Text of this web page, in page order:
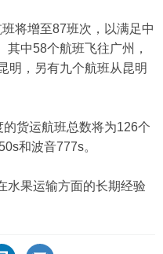
将增至87班次，以满足中
其中58个航班飞往广州，
明，另有九个航班从昆明
货运航班总数将为126个
和波音777s。
水果运输方面的长期经验